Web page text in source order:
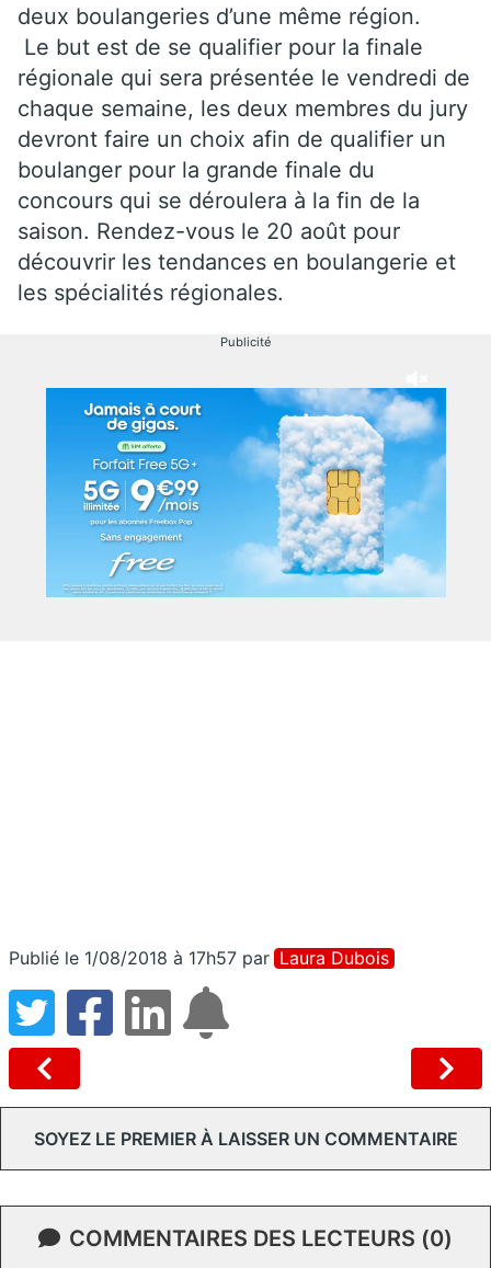
deux boulangeries d’une même région.
Le but est de se qualifier pour la finale
régionale qui sera présentée le vendredi de
chaque semaine, les deux membres du jury
devront faire un choix afin de qualifier un
boulanger pour la grande finale du
concours qui se déroulera à la fin de la
saison. Rendez-vous le 20 août pour
découvrir les tendances en boulangerie et
les spécialités régionales.
Publicité
Publié le 1/08/2018 à 17h57 par Laura Dubois
SOYEZ LE PREMIER À LAISSER UN COMMENTAIRE
COMMENTAIRES DES LECTEURS (0)